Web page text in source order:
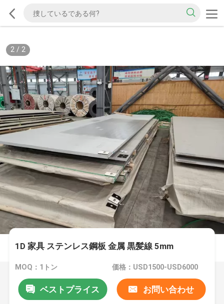
2/ 2
1D 家具 ステンレス鋼板 金属 黒髪線 5mm
MOQ：1トン 価格：USD1500-USD6000
ベストプライス お問い合わせ